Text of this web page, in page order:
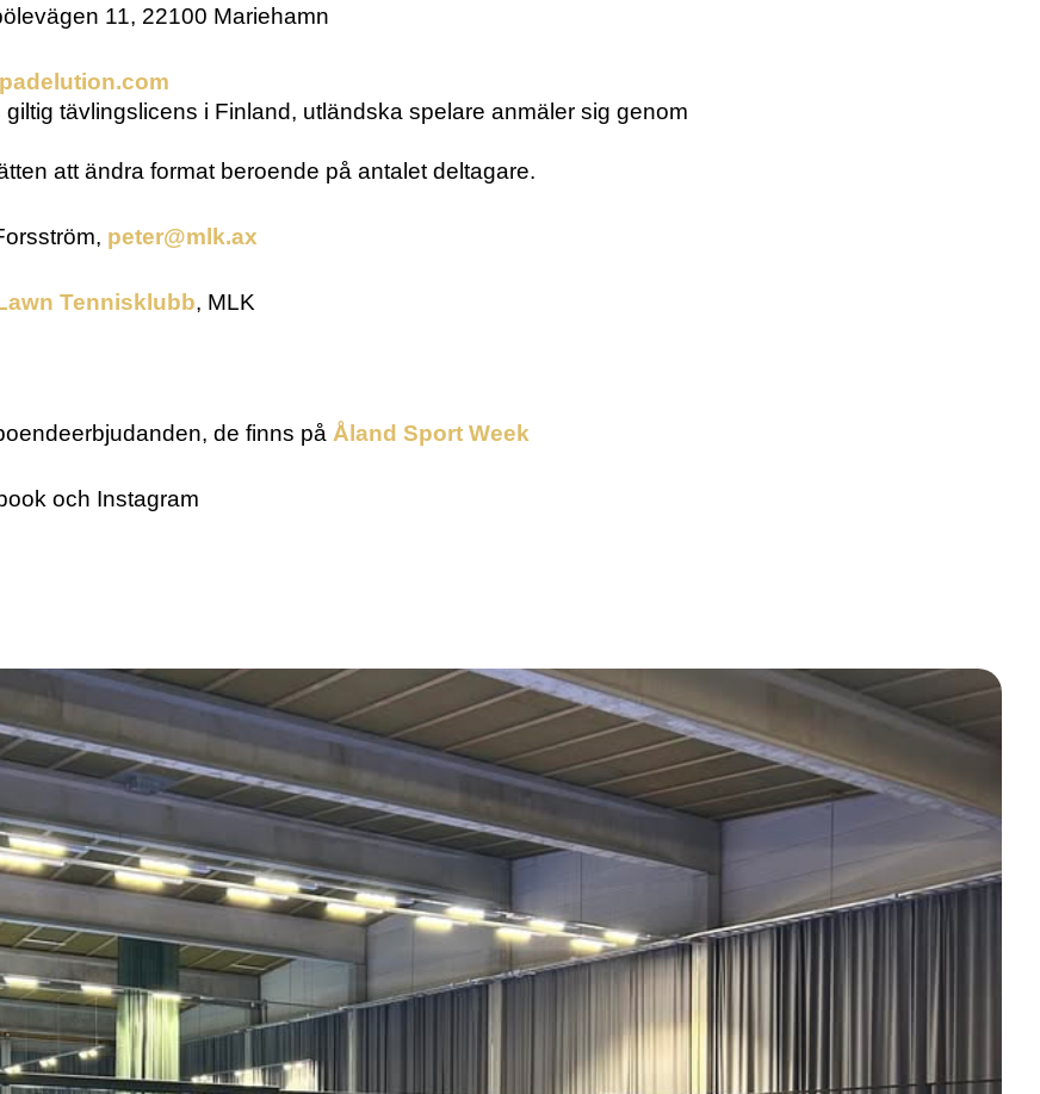
11, 22100 Mariehamn
tävlingslicens i Finland, utländska spelare anmäler sig genom
att ändra format beroende på antalet deltagare.
peter@mlk.ax
Tennisklubb, MLK
de finns på Åland Sport Week
och Instagram